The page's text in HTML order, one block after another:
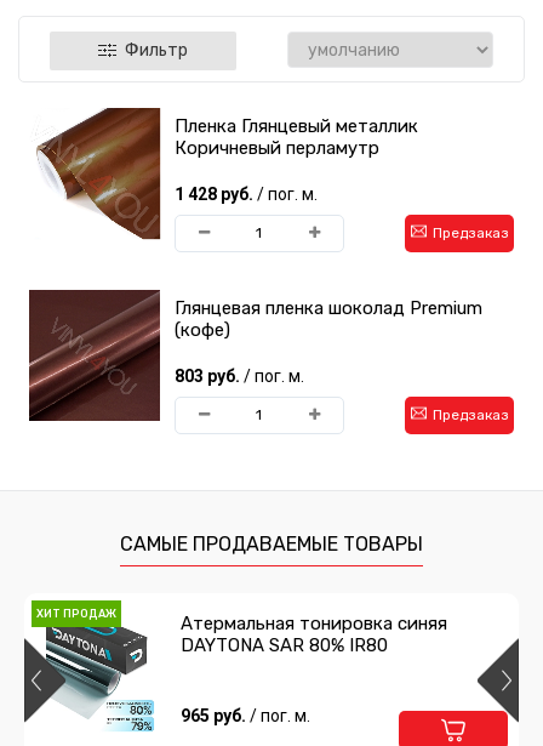
Фильтр
Пленка Глянцевый металлик
Коричневый перламутр
1 428 руб. / пог. м.
Предзаказ
Глянцевая пленка шоколад Premium
(кофе)
803 руб. / пог. м.
Предзаказ
САМЫЕ ПРОДАВАЕМЫЕ ТОВАРЫ
ХИТ ПРОДАЖ
Атермальная тонировка синяя
DAYTONA SAR 80% IR80
965 руб. / пог. м.